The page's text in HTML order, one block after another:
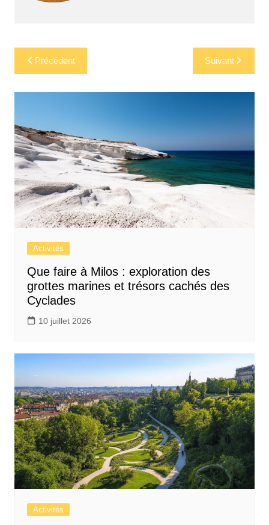
Navigation
de
l’article
Précédent Suivant
Activités
Que faire à Milos : exploration des
grottes marines et trésors cachés des
Cyclades
10 juillet 2026
Activités